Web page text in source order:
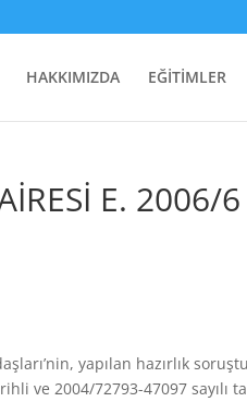
HAKKIMIZDA EĞİTİMLER
E. 2006/
yapılan hazırlık
ve 2004/72793-47097 sayılı